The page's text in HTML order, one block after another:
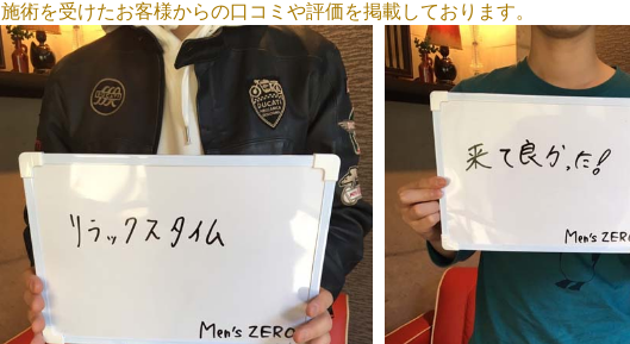
施術を受けたお客様からの口コミや評価を掲載しております。